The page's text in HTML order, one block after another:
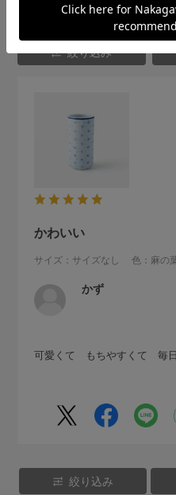
絞り込み
かわいい
サイズ：サイズなし 色：麻の
かず
可愛くて もちやすくて 毎日
絞り込み